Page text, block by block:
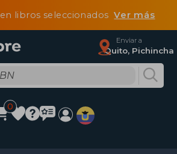
libros seleccionadosVer más
Enviar a
Quito, Pichincha
0